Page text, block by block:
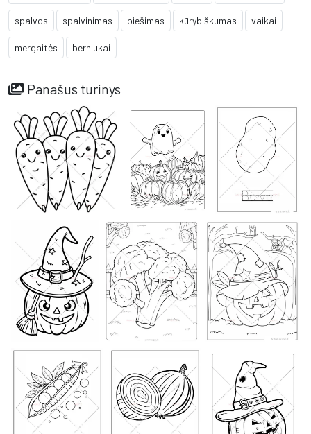
spalvos spalvinimas piešimas kūrybiškumas vaikai
mergaitės berniukai
Panašus turinys